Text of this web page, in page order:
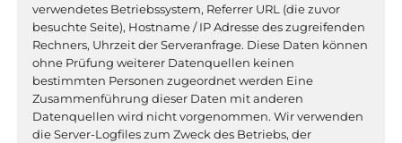
verwendetes Betriebssystem, Referrer URL (die zuvor
besuchte Seite), Hostname / IP Adresse des zugreifenden
Rechners, Uhrzeit der Serveranfrage. Diese Daten können
ohne Prüfung weiterer Datenquellen keinen
bestimmten Personen zugeordnet werden Eine
Zusammenführung dieser Daten mit anderen
Datenquellen wird nicht vorgenommen. Wir verwenden
die Server-Logfiles zum Zweck des Betriebs, der